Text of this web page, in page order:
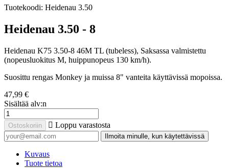
Tuotekoodi: Heidenau 3.50
Heidenau 3.50 - 8
Heidenau K75 3.50-8 46M TL (tubeless), Saksassa valmistettu
(nopeusluokitus M, huippunopeus 130 km/h).
Suosittu rengas Monkey ja muissa 8" vanteita käyttävissä mopoissa.
47,99 €
Sisältää alv:n
Ostoskoriin  Loppu varastosta
Ilmoita minulle, kun käytettävissä
Kuvaus
Tuote tietoa